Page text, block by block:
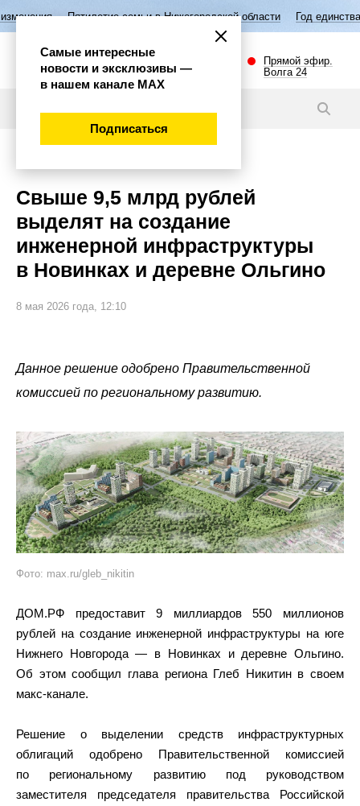
семьи в Нижегородской области Год единства народов
Прямой эфир.
Волга 24
Свыше 9,5 млрд рублей
выделят на создание
инженерной инфраструктуры
в Новинках и деревне Ольгино
8 мая 2026 года, 12:10
Данное решение одобрено Правительственной
комиссией по региональному развитию.
Фото: max.ru/gleb_nikitin
ДОМ.РФ предоставит 9 миллиардов 550 миллионов
рублей на создание инженерной инфраструктуры на юге
Нижнего Новгорода — в Новинках и деревне Ольгино.
Об этом сообщил глава региона Глеб Никитин в своем
макс-канале.
Решение о выделении средств инфраструктурных
облигаций одобрено Правительственной комиссией
по региональному развитию под руководством
заместителя председателя правительства Российской
Самые интересные
новости и эксклюзивы —
в нашем канале МАХ
Подписаться